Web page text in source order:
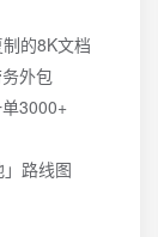
的8K文档
外包
3000+
路线图